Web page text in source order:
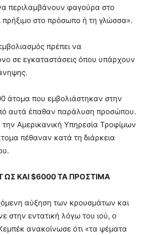
περιλαμβάνουν φαγούρα στο
πρήξιμο στο πρόσωπο ή τη γλώσσα».
πρέπει να
σε εγκαταστάσεις όπου υπάρχουν
άτομα που εμβολιάστηκαν στην
αυτά έπαθαν παράλυση προσώπου.
Αμερικανική Υπηρεσία Τροφίμων
πέθαναν κατά τη διάρκεια
ΩΣ ΚΑΙ $6000 ΤΑ ΠΡΟΣΤΙΜΑ
αύξηση των κρουσμάτων και
στην εντατική λόγω του ιού, ο
ανακοίνωσε ότι «τα ψέματα